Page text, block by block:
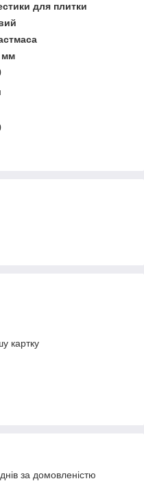
для плитки
мм
картку
за домовленістю